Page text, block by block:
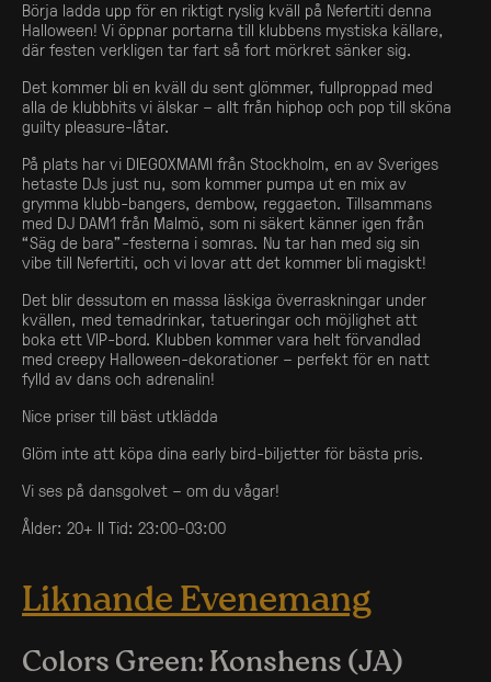
Börja ladda upp för en riktigt ryslig kväll på Nefertiti denna
Halloween! Vi öppnar portarna till klubbens mystiska källare,
där festen verkligen tar fart så fort mörkret sänker sig.
Det kommer bli en kväll du sent glömmer, fullproppad med
alla de klubbhits vi älskar – allt från hiphop och pop till sköna
guilty pleasure-låtar.
På plats har vi DIEGOXMAMI från Stockholm, en av Sveriges
hetaste DJs just nu, som kommer pumpa ut en mix av
grymma klubb-bangers, dembow, reggaeton. Tillsammans
med DJ DAM1 från Malmö, som ni säkert känner igen från
“Säg de bara”-festerna i somras. Nu tar han med sig sin
vibe till Nefertiti, och vi lovar att det kommer bli magiskt!
Det blir dessutom en massa läskiga överraskningar under
kvällen, med temadrinkar, tatueringar och möjlighet att
boka ett VIP-bord. Klubben kommer vara helt förvandlad
med creepy Halloween-dekorationer – perfekt för en natt
fylld av dans och adrenalin!
Nice priser till bäst utklädda
Glöm inte att köpa dina early bird-biljetter för bästa pris.
Vi ses på dansgolvet – om du vågar!
Ålder: 20+ II Tid: 23:00-03:00
Liknande Evenemang
Colors Green: Konshens (JA)